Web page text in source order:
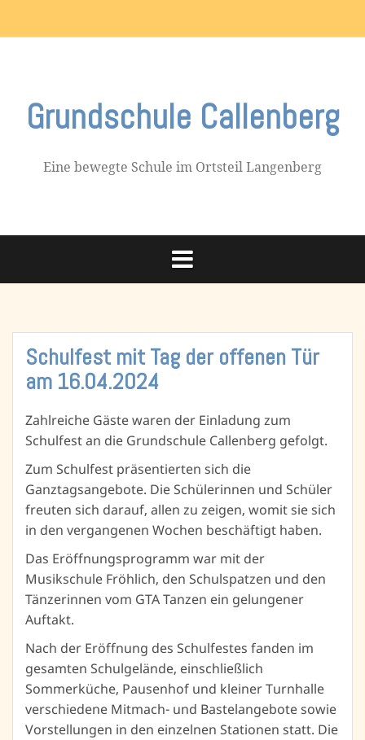
Grundschule Callenberg
Eine bewegte Schule im Ortsteil Langenberg
Schulfest mit Tag der offenen Tür
am 16.04.2024
Zahlreiche Gäste waren der Einladung zum
Schulfest an die Grundschule Callenberg gefolgt.
Zum Schulfest präsentierten sich die
Ganztagsangebote. Die Schülerinnen und Schüler
freuten sich darauf, allen zu zeigen, womit sie sich
in den vergangenen Wochen beschäftigt haben.
Das Eröffnungsprogramm war mit der
Musikschule Fröhlich, den Schulspatzen und den
Tänzerinnen vom GTA Tanzen ein gelungener
Auftakt.
Nach der Eröffnung des Schulfestes fanden im
gesamten Schulgelände, einschließlich
Sommerküche, Pausenhof und kleiner Turnhalle
verschiedene Mitmach- und Bastelangebote sowie
Vorstellungen in den einzelnen Stationen statt. Die